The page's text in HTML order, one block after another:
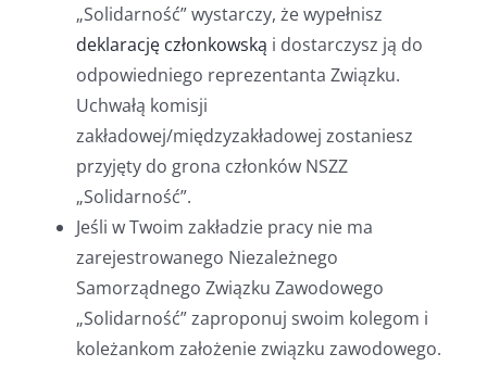
„Solidarność” wystarczy, że wypełnisz
deklarację członkowską i dostarczysz ją do
odpowiedniego reprezentanta Związku.
Uchwałą komisji
zakładowej/międzyzakładowej zostaniesz
przyjęty do grona członków NSZZ
„Solidarność”.
Jeśli w Twoim zakładzie pracy nie ma
zarejestrowanego Niezależnego
Samorządnego Związku Zawodowego
„Solidarność” zaproponuj swoim kolegom i
koleżankom założenie związku zawodowego.